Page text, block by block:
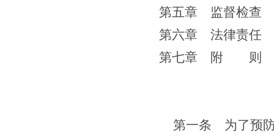
第五章 监督检查
第六章 法律责任
第七章 附 则
第一条 为了预